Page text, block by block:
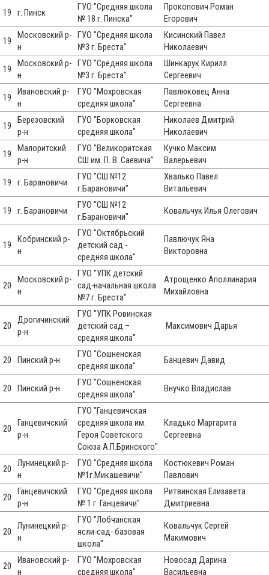
19 г. Пинск
ГУО "Средняя школа
№ 18 г. Пинска"
Прокопович Роман
Егорович
19
Московский р-
н
ГУО "Средняя школа
№3 г. Бреста"
Кисинский Павел
Николаевич
19
Московский р-
н
ГУО "Средняя школа
№3 г. Бреста"
Шинкарук Кирилл
Сергеевич
19
Ивановский р-
н
ГУО "Мохровская
средняя школа"
Павлюковец Анна
Сергеевна
19
Березовский
р-н
ГУО "Борковская
средняя школа"
Николаев Дмитрий
Николаевич
19
Малоритский
р-н
ГУО "Великоритская
СШ им. П. В. Саевича"
Кучко Максим
Валерьевич
19 г. Барановичи
ГУО "СШ №12
г.Барановичи"
Хвалько Павел
Витальевич
19 г. Барановичи
ГУО "СШ №12
г.Барановичи"
Ковальчук Илья Олегович
19
Кобринский р-
н
ГУО "Октябрьский
детский сад -
средняя школа"
Павлючук Яна
Викторовна
20
Московский р-
н
ГУО "УПК детский
сад-начальная школа
№7 г. Бреста"
Атрощенко Аполлинария
Михайловна
20
Дрогичинский
р-н
ГУО "УПК Ровинская
детский сад –
средняя школа"
Максимович Дарья
20 Пинский р-н
ГУО "Сошненская
средняя школа"
Банцевич Давид
20 Пинский р-н
ГУО "Сошненская
средняя школа"
Внучко Владислав
20
Ганцевичский
р-н
ГУО "Ганцевичская
средняя школа им.
Героя Советского
Союза А.П.Бринского"
Кладько Маргарита
Сергеевна
20
Лунинецкий р-
н
ГУО "Средняя школа
№1г.Микашевичи"
Костюкевич Роман
Павлович
20
Ганцевичский
р-н
ГУО "Средняя школа
№ 1 г. Ганцевичи"
Ритвинская Елизавета
Дмитриевна
20
Лунинецкий р-
н
ГУО "Лобчанская
ясли-сад- базовая
школа"
Ковальчук Сергей
Макимович
20
Ивановский р-
н
ГУО "Мохровская
средняя школа"
Новосад Дарина
Васильевна